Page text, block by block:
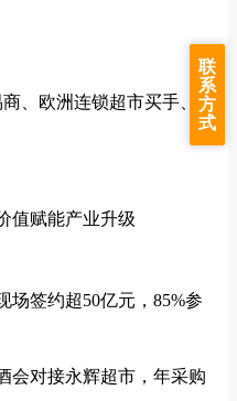
、欧洲连锁超市买手、驻
值赋能产业升级
场签约超50亿元，85%参
会对接永辉超市，年采购
联
系
方
式